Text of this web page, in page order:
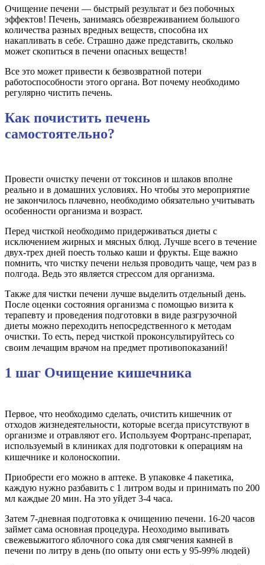
Очищение печени — быстрый результат и без побочных
эффектов! Печень, занимаясь обезвреживанием большого
количества разных вредных веществ, способна их
накапливать в себе. Страшно даже представить, сколько
может скопиться в печени опасных веществ!
Все это может привести к безвозвратной потери
работоспособности этого органа. Вот почему необходимо
регулярно чистить печень.
Как почистить печень
самостоятельно?
Провести очистку печени от токсинов и шлаков вполне
реально и в домашних условиях. Но чтобы это мероприятие
не закончилось плачевно, необходимо обязательно учитывать
особенности организма и возраст.
Перед чисткой необходимо придерживаться диеты с
исключением жирных и мясных блюд. Лучше всего в течение
двух-трех дней поесть только каши и фрукты. Еще важно
помнить, что чистку печени нельзя проводить чаще, чем раз в
полгода. Ведь это является стрессом для организма.
Также для чистки печени лучше выделить отдельный день.
После оценки состояния организма с помощью визита к
терапевту и проведения подготовки в виде разгрузочной
диеты можно переходить непосредственного к методам
очистки. То есть, перед чисткой проконсультируйтесь со
своим лечащим врачом на предмет противопоказаний!⠀
1 шаг Очищение кишечника
Первое, что необходимо сделать, очистить кишечник от
отходов жизнедеятельности, которые всегда присутствуют в
организме и отравляют его. Используем Фортранс-препарат,
используемый в клиниках для подготовки к операциям на
кишечнике и колоноскопии.⠀
Приобрести его можно в аптеке. В упаковке 4 пакетика,
каждую нужно разбавить с 1 литром воды и принимать по 200
мл каждые 20 мин. На это уйдет 3-4 часа.
Затем 7-дневная подготовка к очищению печени. 16-20 часов
займет сама основная процедура. Неоходимо выпивать
свежевыжитого яблочного сока для смягчения камней в
печени по литру в день (по опыту они есть у 95-99% людей)